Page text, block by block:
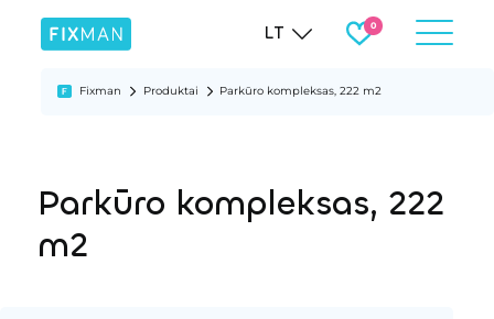
LT
Fixman Produktai Parkūro kompleksas, 222 m2
Parkūro kompleksas, 222
m2